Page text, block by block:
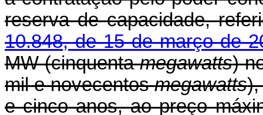
reserva de capacidade,
10.848, de 15 de março de
MW (cinquentamegawatts)
mil e novecentosmegawatts
e cinco anos, ao preço